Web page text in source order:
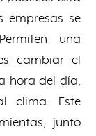
empresas se
una
cambiar el
hora del día,
clima. Este
junto